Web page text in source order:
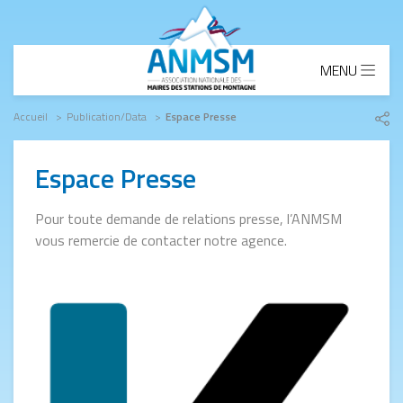
MENU
Fil d'Ariane
Accueil Publication/Data Espace Presse
le
Espace Presse
Pour toute demande de relations presse, l’ANMSM
vous remercie de contacter notre agence.